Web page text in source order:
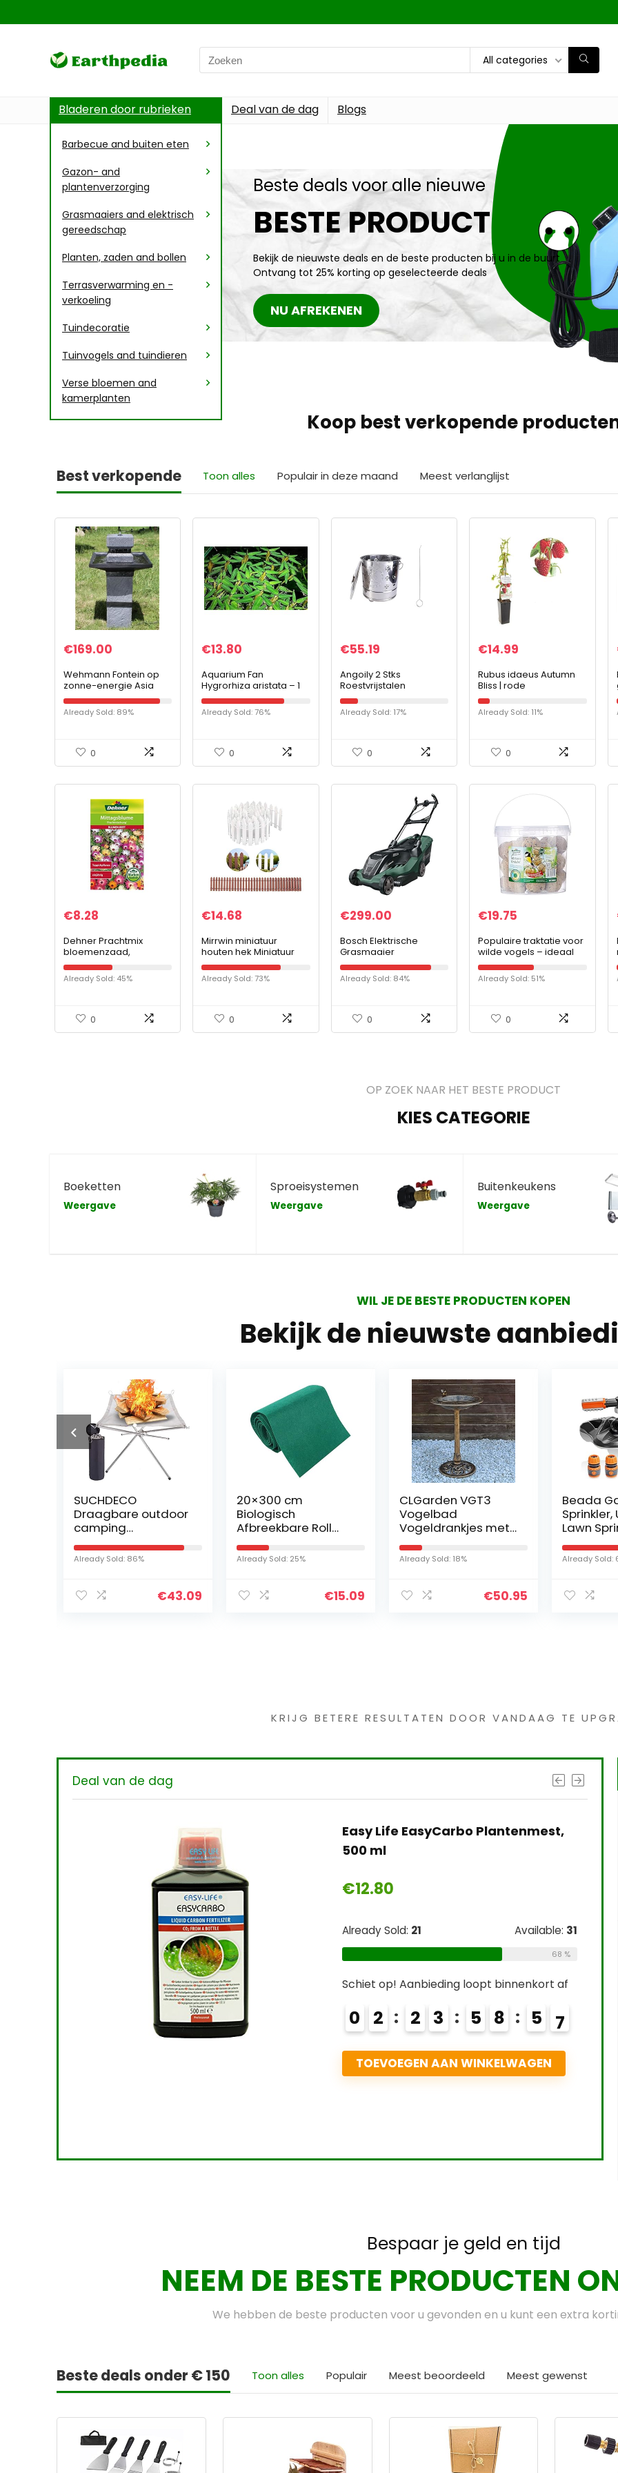
All categories
Bladeren door rubrieken
Barbecue and buiten eten
Gazon- and
plantenverzorging
Grasmaaiers and elektrisch
gereedschap
Planten, zaden and bollen
Terrasverwarming en -
verkoeling
Tuindecoratie
Tuinvogels and tuindieren
Verse bloemen and
kamerplanten
Deal van de dag Blogs
Beste deals voor alle nieuwe
BESTE PRODUCT
Bekijk de nieuwste deals en de beste producten bij u in de buurt
Ontvang tot 25% korting op geselecteerde deals
NU AFREKENEN
Koop best verkopende
Best verkopende Toon alles Populair in deze maand Meest verlanglijst
€169.00
Wehmann Fontein op
zonne-energie Asia
zonneluiffontein
Zengtuin fontein,
complete set voor tuin
Already Sold: 89%
0
€13.80
Aquarium Fan
Hygrorhiza aristata – 1
bos – drijvende plant
gebruik in kleine vijvers
en watertuinen
Already Sold: 76%
0
€55.19
Angoily 2 Stks
Roestvrijstalen
Verbrandingsoven
Metalen Verbranden
Vatverbrandingsoven
Already Sold: 17%
0
€14.99
Rubus idaeus Autumn
Bliss | rode
herfstframboos | Ø 11 cm
Already Sold: 11%
0
€8.28
Dehner Prachtmix
bloemenzaad,
lunchbloem, pak van 5
(5 x 0,8 g)
Already Sold: 45%
0
€14.68
Mirrwin miniatuur
houten hek Miniatuur
hek gemaakt van hout
Mini houten hek
Tuindecoratie Geschikt
Already Sold: 73%
0
€299.00
Bosch Elektrische
Grasmaaier
AdvancedRotak 750
(1700 W, Maaibreedte:
44 cm,
Already Sold: 84%
0
€19.75
Populaire traktatie voor
wilde vogels – ideaal
voor het hele jaar door
voeren
Already Sold: 51%
0
OP ZOEK NAAR HET BESTE PRODUCT
KIES CATEGORIE
Boeketten
Weergave
Sproeisystemen
Weergave
Buitenkeukens
Weergave
WIL JE DE BESTE PRODUCTEN KOPEN
Bekijk de nieuwste
SUCHDECO
Draagbare outdoor
camping
vuurschaal, 71 cm,
roestvrijstalen open
vuurschaal voor…
Already Sold: 86%
20×300 cm
Biologisch
Afbreekbare Roll
Out Graszaad
Matten Graszaad
Mat Gras Groeiende
Mat Tuin gazon…
Already Sold: 25%
CLGarden VGT3
Vogelbad
Vogeldrankjes met
vogel op de
waterschaal, antiek
Already Sold: 18%
Beada Garden
Sprinkler,
Lawn Sprinkler
Automatic 360
Degree Rotating
Irrigation Sprinkler
Already Sold: 63%
KRIJG BETERE RESULTATEN DOOR VANDAAG TE
Deal van de dag
Easy Life EasyCarbo Plantenmest,
21
Schiet op! Aanbieding loopt binnenkort af
3 5 8 5
5
6
TOEVOEGEN AAN WINKELWAGEN
Bespaar je geld en tijd
NEEM DE BESTE PRODUCTEN
We hebben de beste producten voor u gevonden en u kunt een extra
Beste deals onder € 150 Toon alles Populair Meest beoordeeld Meest gewenst